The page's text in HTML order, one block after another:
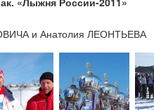
и Анатолия ЛЕОНТЬЕВА